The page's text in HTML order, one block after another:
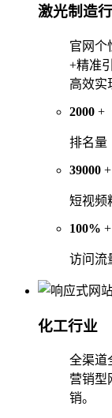
激光制造
官网个
+精准
高效实
2000 +
排名量
39000 +
短视频
100% +
访问流
化工行业
全渠道
营销型
销。